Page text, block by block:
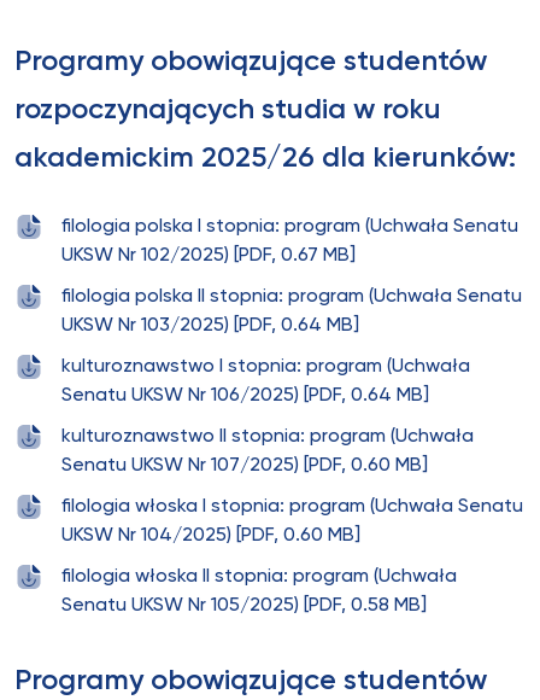
Programy obowiązujące studentów
rozpoczynających studia w roku
akademickim 2025/26 dla kierunków:
filologia polska I stopnia: program (Uchwała Senatu
UKSW Nr 102/2025) [PDF, 0.67 MB]
filologia polska II stopnia: program (Uchwała Senatu
UKSW Nr 103/2025) [PDF, 0.64 MB]
kulturoznawstwo I stopnia: program (Uchwała
Senatu UKSW Nr 106/2025) [PDF, 0.64 MB]
kulturoznawstwo II stopnia: program (Uchwała
Senatu UKSW Nr 107/2025) [PDF, 0.60 MB]
filologia włoska I stopnia: program (Uchwała Senatu
UKSW Nr 104/2025) [PDF, 0.60 MB]
filologia włoska II stopnia: program (Uchwała
Senatu UKSW Nr 105/2025) [PDF, 0.58 MB]
Programy obowiązujące studentów